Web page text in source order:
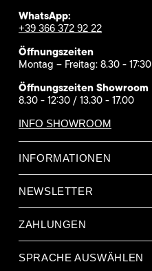
WhatsApp:
+39 366 372 92 22
Öffnungszeiten
Montag – Freitag: 8.30 - 17:30
Öffnungszeiten Showroom
8.30 - 12:30 / 13.30 - 17.00
INFO SHOWROOM
INFORMATIONEN
NEWSLETTER
ZAHLUNGEN
SPRACHE AUSWÄHLEN